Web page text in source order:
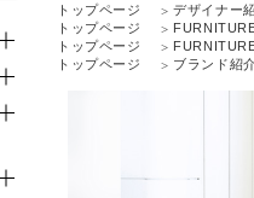
トップページ
デザイナー
トップページ
トップページ
トップページ
ブランド紹